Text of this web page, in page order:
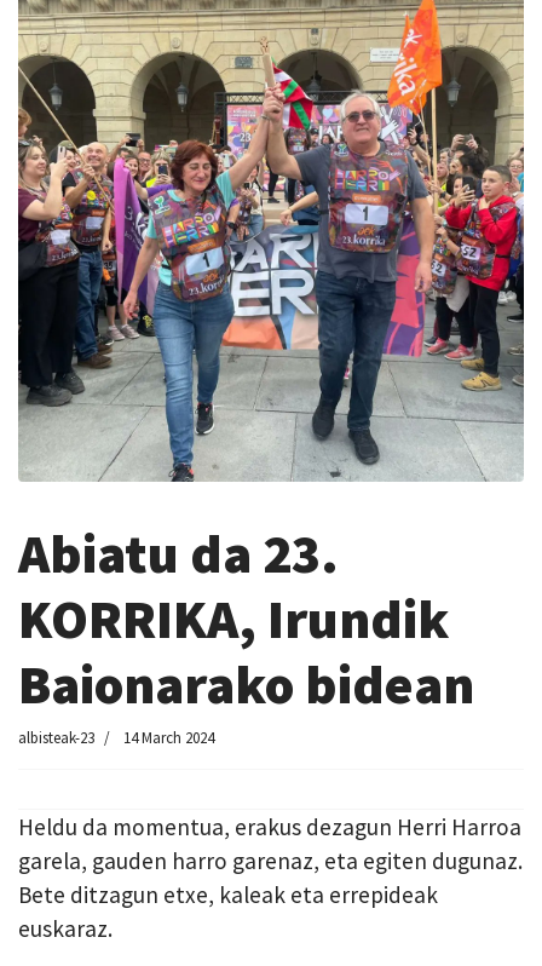
Abiatu da 23.
KORRIKA, Irundik
Baionarako bidean
albisteak-23 14 March 2024
Heldu da momentua, erakus dezagun Herri Harroa
garela, gauden harro garenaz, eta egiten dugunaz.
Bete ditzagun etxe, kaleak eta errepideak
euskaraz.